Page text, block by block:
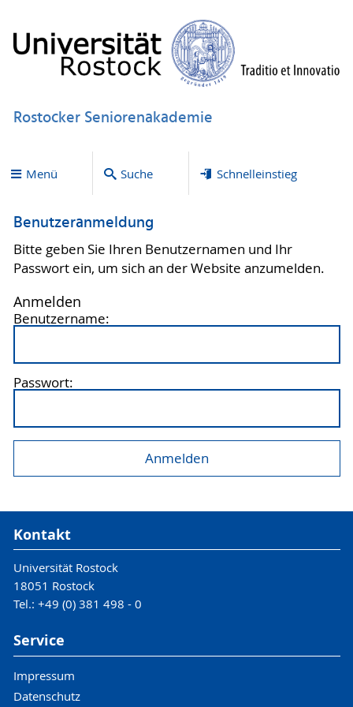
Rostocker Seniorenakademie
Menü Suche Schnelleinstieg
Benutzeranmeldung
Bitte geben Sie Ihren Benutzernamen und Ihr
Passwort ein, um sich an der Website anzumelden.
Anmelden
Benutzername:
Passwort:
Kontakt
Universität Rostock
18051 Rostock
Tel.: +49 (0) 381 498 - 0
Service
Impressum
Datenschutz